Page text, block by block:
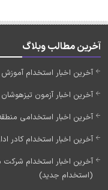
آخرین مطالب وبلاگ
آخرین اخبار استخدام آموزش و پرورش
آخرین اخبار آزمون
آخرین اخبار استخدامی منطقه
آخرین اخبار استخدام کادر اداری قوه
(استخدام جدید)